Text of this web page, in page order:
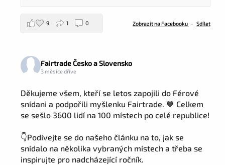
Zobrazit na Facebooku · Sdílet
9 1 0
Fairtrade Česko a Slovensko
3 měsíce dříve
Děkujeme všem, kteří se letos zapojili do Férové
snídani a podpořili myšlenku Fairtrade. 💙 Celkem
se sešlo 3600 lidí na 100 místech po celé republice!
👇Podívejte se do našeho článku na to, jak se
snídalo na několika vybraných místech a třeba se
inspirujte pro nadcházející ročník.